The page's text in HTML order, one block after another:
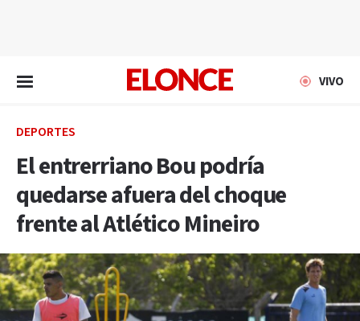
VIVO
DEPORTES
El entrerriano Bou podría
quedarse afuera del choque
frente al Atlético Mineiro